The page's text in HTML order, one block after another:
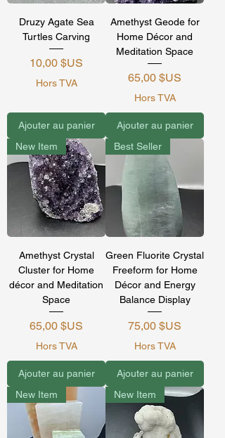
Druzy Agate Sea
Turtles Carving
Prix
10,00 $US
Hors TVA
Ajouter au panier
Amethyst Geode for
Home Décor and
Meditation Space
Prix
65,00 $US
Hors TVA
Ajouter au panier
New Item
Amethyst Crystal
Cluster for Home
décor and Meditation
Space
Prix
65,00 $US
Hors TVA
Ajouter au panier
Best Seller
Green Fluorite Crystal
Freeform for Home
Décor and Energy
Balance Display
Prix
75,00 $US
Hors TVA
Ajouter au panier
New Item
New Item